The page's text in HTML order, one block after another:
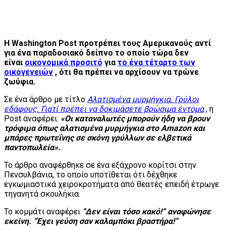
Η Washington Post προτρέπει τους Αμερικανούς αντί
για ένα παραδοσιακό δείπνο το οποίο τώρα δεν
είναι οικονομικά προσιτό γιατο ένα τέταρτο των
οικογενειών , ότι θα πρέπει να αρχίσουν να τρώνε
ζωύφια.
Σε ένα άρθρο με τίτλο Αλατισμένα μυρμήγκια. Γρύλοι
εδάφους. Γιατί πρέπει να δοκιμάσετε βρώσιμα έντομα, η
Post αναφέρει: «Οι καταναλωτές μπορούν ήδη να βρουν
τρόφιμα όπως αλατισμένα μυρμήγκια στο Amazon και
μπάρες πρωτεΐνης σε σκόνη γρύλλων σε ελβετικά
παντοπωλεία».
Το άρθρο αναφέρθηκε σε ένα εξάχρονο κορίτσι στην
Πενσυλβάνια, το οποίο υποτίθεται ότι δέχθηκε
εγκωμιαστικά χειροκροτήματα από θεατές επειδή έτρωγε
τηγανητά σκουλήκια.
Το κομμάτι αναφέρει “Δεν είναι τόσο κακό!” αναφώνησε
εκείνη. “Έχει γεύση σαν καλαμπόκι βραστήρα!”